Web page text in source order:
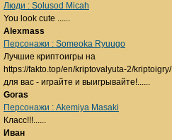
Люди : Solusod Micah
You look cute ......
Alexmass
Персонажи : Someoka Ryuugo
Лучшие криптоигры на
https://fakto.top/en/kriptovalyuta-2/kriptoigry/
для вас - играйте и выигрывайте!......
Goras
Персонажи : Akemiya Masaki
Класс!!!......
Иван